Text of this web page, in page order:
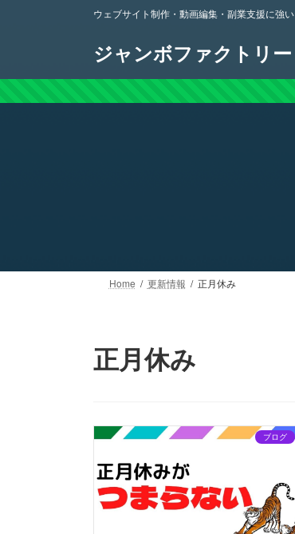
ツ
へ
シ
ョ
ウェブサイト制作・動画編集・副業支援に強い
ジャンボファクトリー
Home 更新情報 正月休み
正月休み
ブログ